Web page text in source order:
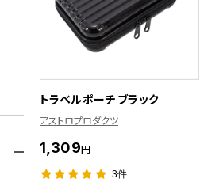
トラベルポーチ ブラック
アストロプロダクツ
1,309円
3件